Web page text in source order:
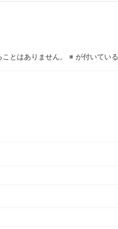
とはありません。 ※ が付いてい